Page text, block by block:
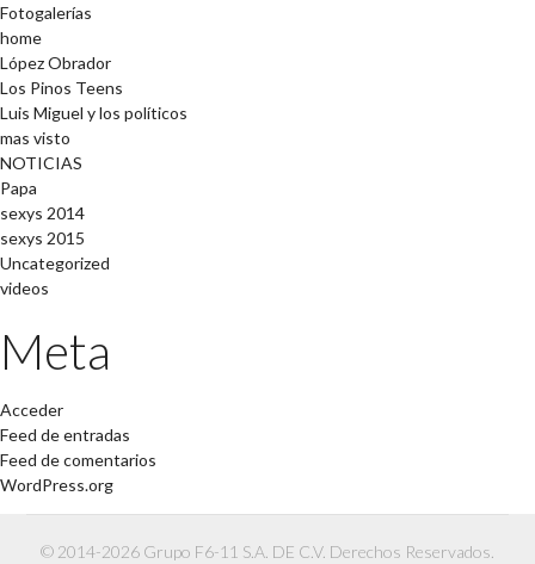
Fotogalerías
home
López Obrador
Los Pinos Teens
Luis Miguel y los políticos
mas visto
NOTICIAS
Papa
sexys 2014
sexys 2015
Uncategorized
videos
Meta
Acceder
Feed de entradas
Feed de comentarios
WordPress.org
© 2014-2026 Grupo F6-11 S.A. DE C.V. Derechos Reservados.